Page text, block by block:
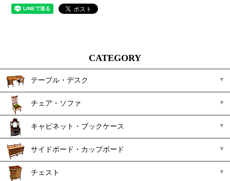
CATEGORY
テーブル・デスク
チェア・ソファ
キャビネット・ブックケース
サイドボード・カップボード
チェスト